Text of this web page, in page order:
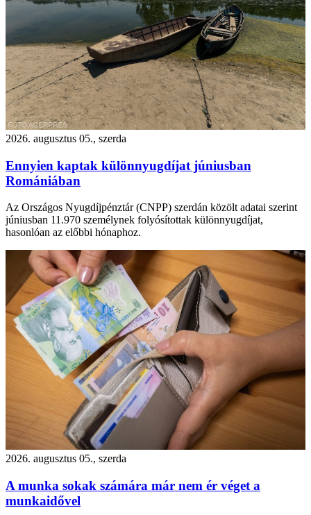
2026. augusztus 05., szerda
Ennyien kaptak különnyugdíjat júniusban
Romániában
Az Országos Nyugdíjpénztár (CNPP) szerdán közölt adatai szerint
júniusban 11.970 személynek folyósítottak különnyugdíjat,
hasonlóan az előbbi hónaphoz.
2026. augusztus 05., szerda
A munka sokak számára már nem ér véget a
munkaidővel